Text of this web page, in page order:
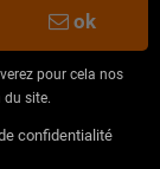
ok
pour cela nos
site.
confidentialité